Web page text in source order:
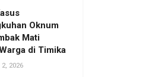
Oknum
Mati
di Timika
2, 2026